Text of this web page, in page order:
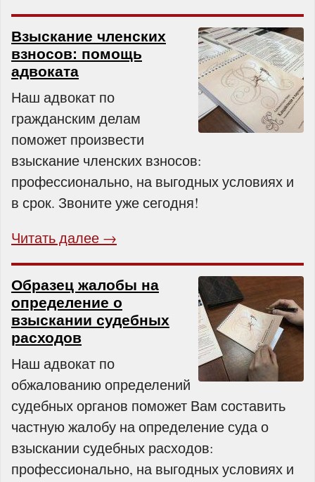
Взыскание членских
взносов: помощь
адвоката
Наш адвокат по
гражданским делам
поможет произвести
взыскание членских взносов:
профессионально, на выгодных условиях и
в срок. Звоните уже сегодня!
Читать далее →
Образец жалобы на
определение о
взыскании судебных
расходов
Наш адвокат по
обжалованию определений
судебных органов поможет Вам составить
частную жалобу на определение суда о
взыскании судебных расходов:
профессионально, на выгодных условиях и